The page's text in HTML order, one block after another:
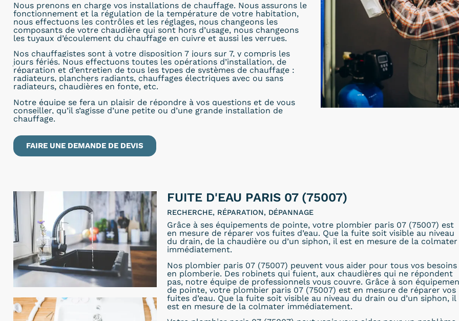
Nous prenons en charge vos installations de chauffage. Nous assurons le
fonctionnement et la régulation de la température de votre habitation,
nous effectuons les contrôles et les réglages, nous changeons les
composants de votre chaudière qui sont hors d’usage, nous changeons
les tuyaux d’écoulement du chauffage en cuivre et aussi les verrues.
Nos chauffagistes sont à votre disposition 7 jours sur 7, y compris les
jours fériés. Nous effectuons toutes les opérations d’installation, de
réparation et d’entretien de tous les types de systèmes de chauffage :
radiateurs, planchers radiants, chauffages électriques avec ou sans
radiateurs, chaudières en fonte, etc.
Notre équipe se fera un plaisir de répondre à vos questions et de vous
conseiller, qu’il s’agisse d’une petite ou d’une grande installation de
chauffage.
FAIRE UNE DEMANDE DE DEVIS
FUITE D'EAU PARIS 07 (75007)
RECHERCHE, RÉPARATION, DÉPANNAGE
Grâce à ses équipements de pointe, votre plombier paris 07 (75007) est
en mesure de réparer vos fuites d’eau. Que la fuite soit visible au niveau
du drain, de la chaudière ou d’un siphon, il est en mesure de la colmater
immédiatement.
Nos plombier paris 07 (75007) peuvent vous aider pour tous vos besoins
en plomberie. Des robinets qui fuient, aux chaudières qui ne répondent
pas, notre équipe de professionnels vous couvre. Grâce à son
de pointe, votre plombier paris 07 (75007) est en mesure de réparer vos
fuites d’eau. Que la fuite soit visible au niveau du drain ou d’un siphon, il
est en mesure de la colmater immédiatement.